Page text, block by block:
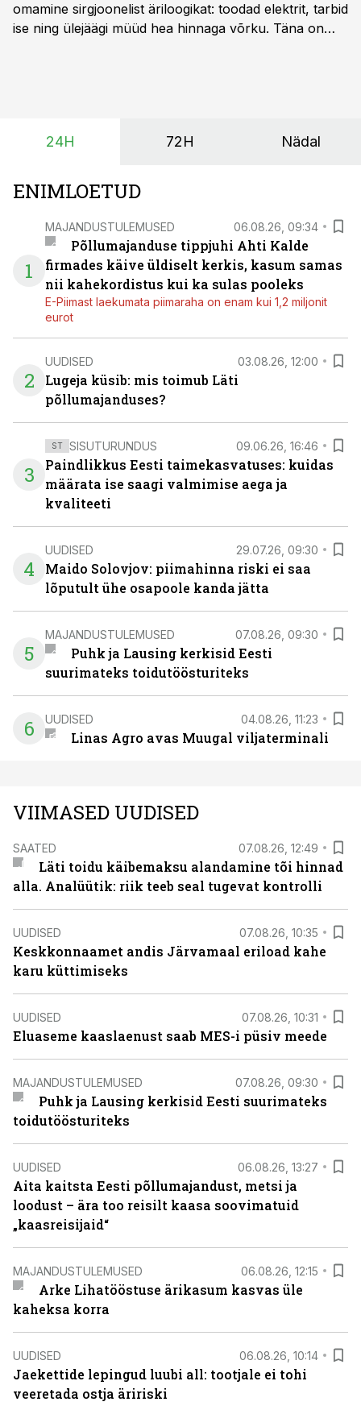
omamine sirgjoonelist äriloogikat: toodad elektrit, tarbid
ise ning ülejäägi müüd hea hinnaga võrku. Täna on
põllumajandusettevõtete jaoks üheks olulisemaks
24H 72H Nädal
ENIMLOETUD
1
MAJANDUSTULEMUSED 06.08.26, 09:34
Põllumajanduse tippjuhi Ahti Kalde
firmades käive üldiselt kerkis, kasum samas
nii kahekordistus kui ka sulas pooleks
E-Piimast laekumata piimaraha on enam kui 1,2 miljonit
eurot
2
UUDISED 03.08.26, 12:00
Lugeja küsib: mis toimub Läti
põllumajanduses?
3
ST SISUTURUNDUS 09.06.26, 16:46
Paindlikkus Eesti taimekasvatuses: kuidas
määrata ise saagi valmimise aega ja
kvaliteeti
4
UUDISED 29.07.26, 09:30
Maido Solovjov: piimahinna riski ei saa
lõputult ühe osapoole kanda jätta
5
MAJANDUSTULEMUSED 07.08.26, 09:30
Puhk ja Lausing kerkisid Eesti
suurimateks toidutöösturiteks
6 UUDISED 04.08.26, 11:23
Linas Agro avas Muugal viljaterminali
VIIMASED UUDISED
SAATED 07.08.26, 12:49
Läti toidu käibemaksu alandamine tõi hinnad
alla. Analüütik: riik teeb seal tugevat kontrolli
UUDISED 07.08.26, 10:35
Keskkonnaamet andis Järvamaal eriload kahe
karu küttimiseks
UUDISED 07.08.26, 10:31
Eluaseme kaaslaenust saab MES-i püsiv meede
MAJANDUSTULEMUSED 07.08.26, 09:30
Puhk ja Lausing kerkisid Eesti suurimateks
toidutöösturiteks
UUDISED 06.08.26, 13:27
Aita kaitsta Eesti põllumajandust, metsi ja
loodust – ära too reisilt kaasa soovimatuid
„kaasreisijaid“
MAJANDUSTULEMUSED 06.08.26, 12:15
Arke Lihatööstuse ärikasum kasvas üle
kaheksa korra
UUDISED 06.08.26, 10:14
Jaekettide lepingud luubi all: tootjale ei tohi
veeretada ostja äririski